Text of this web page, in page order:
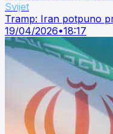
Svijet
Tramp: Iran potpuno
19/04/2026•18:17